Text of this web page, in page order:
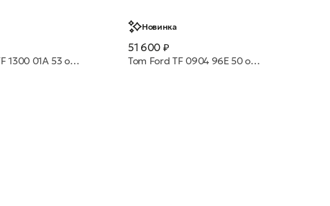
Tom Ford TF 1300 01A 53 очки с/з
Новинка
51 600 ₽
Tom Ford TF 0904 96E 50 очки с/з